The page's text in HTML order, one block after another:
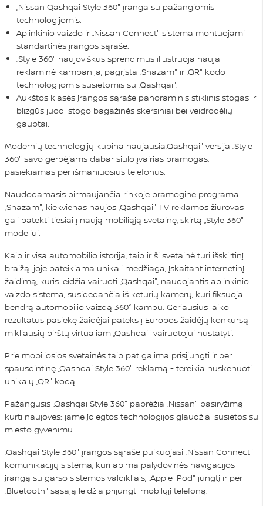
„Nissan Qashqai Style 360" įranga su pažangiomis
technologijomis.
Aplinkinio vaizdo ir „Nissan Connect" sistema montuojami
standartinės įrangos sąraše.
„Style 360" naujoviškus sprendimus iliustruoja nauja
reklaminė kampanija, pagrįsta „Shazam" ir „QR" kodo
technologijomis susietomis su „Qashqai".
Aukštos klasės įrangos sąraše panoraminis stiklinis stogas ir
blizgūs juodi stogo bagažinės skersiniai bei veidrodėlių
gaubtai.
Modernių technologijų kupina naujausia„Qashqai" versija „Style
360" savo gerbėjams dabar siūlo įvairias pramogas,
pasiekiamas per išmaniuosius telefonus.
Naudodamasis pirmaujančia rinkoje pramogine programa
„Shazam", kiekvienas naujos „Qashqai" TV reklamos žiūrovas
gali patekti tiesiai į naują mobiliąją svetainę, skirtą „Style 360"
modeliui.
Kaip ir visa automobilio istorija, taip ir ši svetainė turi išskirtinį
braižą: joje pateikiama unikali medžiaga, įskaitant internetinį
žaidimą, kuris leidžia vairuoti „Qashqai", naudojantis aplinkinio
vaizdo sistema, susidedančia iš keturių kamerų, kuri fiksuoja
bendrą automobilio vaizdą 360° kampu. Geriausius laiko
rezultatus pasiekę žaidėjai pateks į Europos žaidėjų konkursą
mikliausių pirštų virtualiam „Qashqai" vairuotojui nustatyti.
Prie mobiliosios svetainės taip pat galima prisijungti ir per
spausdintinę „Qashqai Style 360" reklamą - tereikia nuskenuoti
unikalų „QR" kodą.
Pažangusis „Qashqai Style 360" pabrėžia „Nissan" pasiryžimą
kurti naujoves: jame įdiegtos technologijos glaudžiai susietos su
miesto gyvenimu.
„Qashqai Style 360" įrangos sąraše puikuojasi „Nissan Connect"
komunikacijų sistema, kuri apima palydovinės navigacijos
įrangą su garso sistemos valdikliais, „Apple iPod" jungtį ir per
„Bluetooth" sąsają leidžia prijungti mobilųjį telefoną.